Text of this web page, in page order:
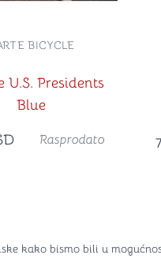
U.S. Presidents
Blue
BICYCLE
Rasprodato
kako bismo bili u